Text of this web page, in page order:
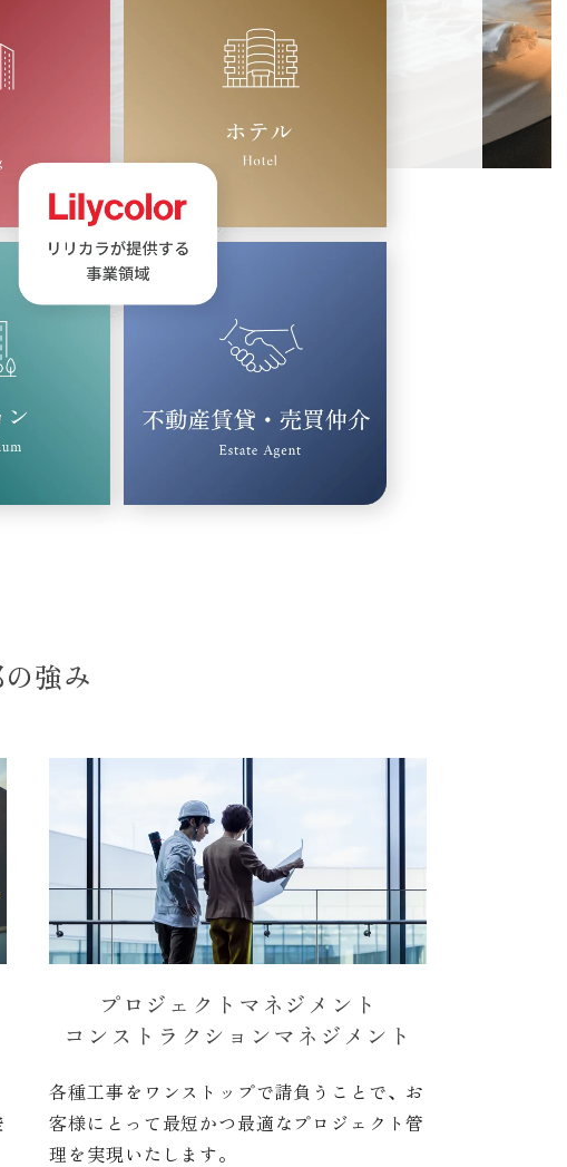
強み
プロジェクトマネジメント
コンストラクションマネジメント
各種工事をワンストップで請負うことで、お
客様にとって最短かつ最適なプロジェクト管
理を実現いたします。